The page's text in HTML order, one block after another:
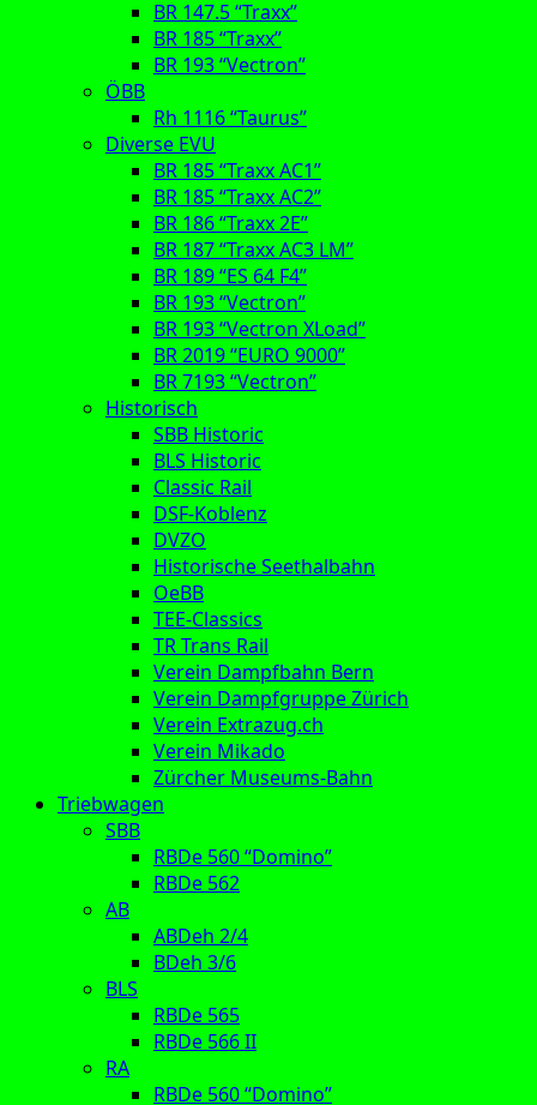
BR 147.5 “Traxx”
BR 185 “Traxx”
BR 193 “Vectron”
ÖBB
Rh 1116 “Taurus”
Diverse EVU
BR 185 “Traxx AC1”
BR 185 “Traxx AC2”
BR 186 “Traxx 2E”
BR 187 “Traxx AC3 LM”
BR 189 “ES 64 F4”
BR 193 “Vectron”
BR 193 “Vectron XLoad”
BR 2019 “EURO 9000”
BR 7193 “Vectron”
Historisch
SBB Historic
BLS Historic
Classic Rail
DSF-Koblenz
DVZO
Historische Seethalbahn
OeBB
TEE-Classics
TR Trans Rail
Verein Dampfbahn Bern
Verein Dampfgruppe Zürich
Verein Extrazug.ch
Verein Mikado
Zürcher Museums-Bahn
Triebwagen
SBB
RBDe 560 “Domino”
RBDe 562
AB
ABDeh 2/4
BDeh 3/6
BLS
RBDe 565
RBDe 566 II
RA
RBDe 560 “Domino”